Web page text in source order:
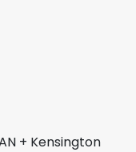
+ Kensington